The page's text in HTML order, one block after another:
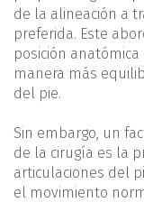
de la alineación a
preferida. Este
posición
manera más
del pie.
Sin embargo, un
de la cirugía es la
articulaciones del
el movimiento